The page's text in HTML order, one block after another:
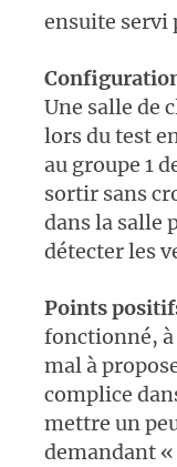
ensuite servi
Une salle de
lors du test
au groupe 1
sortir sans
dans la salle
détecter les
Points
fonctionné, à
mal à
complice
mettre un
demandant